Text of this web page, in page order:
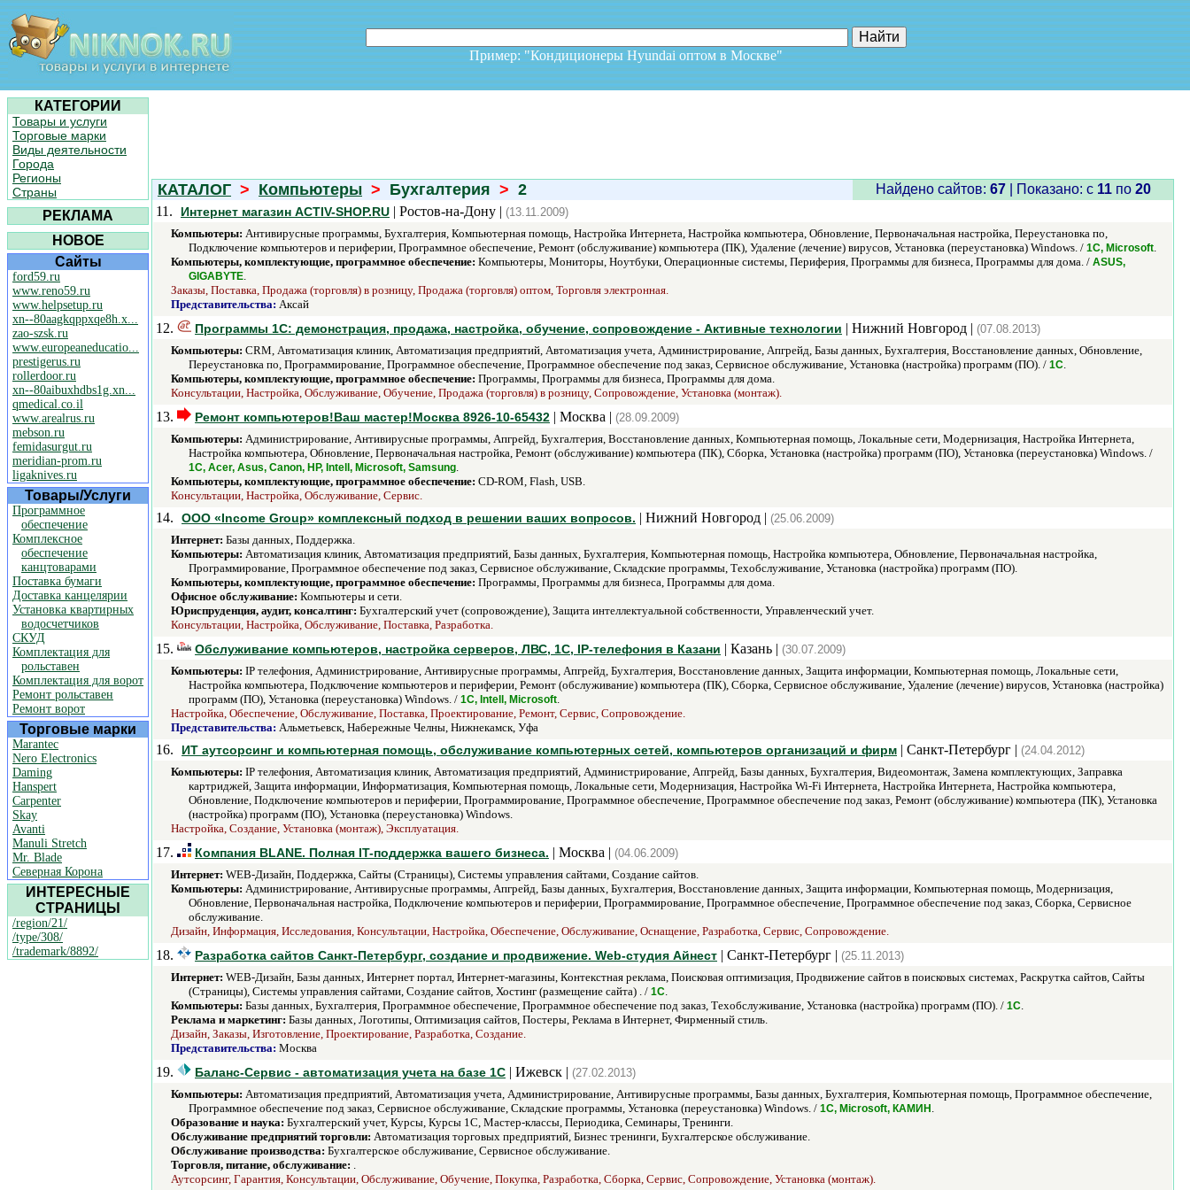
Пример: "Кондиционеры Hyundai оптом в Москве"
КАТЕГОРИИ
Товары и услуги
Торговые марки
Виды деятельности
Города
Регионы
Страны
РЕКЛАМА
НОВОЕ
Сайты
ford59.ru
www.reno59.ru
www.helpsetup.ru
xn--80aagkqppxqe8h.x...
zao-szsk.ru
www.europeaneducatio...
prestigerus.ru
rollerdoor.ru
xn--80aibuxhdbs1g.xn...
qmedical.co.il
www.arealrus.ru
mebson.ru
femidasurgut.ru
meridian-prom.ru
ligaknives.ru
Товары/Услуги
Программное
обеспечение
Комплексное
обеспечение
канцтоварами
Поставка бумаги
Доставка канцелярии
Установка квартирных
водосчетчиков
СКУД
Комплектация для
рольставен
Комплектация для ворот
Ремонт рольставен
Ремонт ворот
Торговые марки
Marantec
Nero Electronics
Daming
Hanspert
Carpenter
Skay
Avanti
Manuli Stretch
Mr. Blade
Северная Корона
ИНТЕРЕСНЫЕ
СТРАНИЦЫ
/region/21/
/type/308/
/trademark/8892/
КАТАЛОГ > Компьютеры > Бухгалтерия > 2 Найдено сайтов: 67| Показано: c 11по 20
11.
Интернет магазин ACTIV-SHOP.RU | Ростов-на-Дону | (13.11.2009)
Компьютеры: Антивирусные программы, Бухгалтерия, Компьютерная помощь, Настройка Интернета, Настройка компьютера, Обновление, Первоначальная настройка, Переустановка по,
Подключение компьютеров и периферии, Программное обеспечение, Ремонт (обслуживание) компьютера (ПК), Удаление (лечение) вирусов, Установка (переустановка) Windows. / 1С, Microsoft.
Компьютеры, комплектующие, программное обеспечение: Компьютеры, Мониторы, Ноутбуки, Операционные системы, Периферия, Программы для бизнеса, Программы для дома. / ASUS,
GIGABYTE.
Заказы, Поставка, Продажа (торговля) в розницу, Продажа (торговля) оптом, Торговля электронная.
Представительства: Аксай
12. Программы 1С: демонстрация, продажа, настройка, обучение, сопровождение - Активные технологии | Нижний Новгород | (07.08.2013)
Компьютеры: CRM, Автоматизация клиник, Автоматизация предприятий, Автоматизация учета, Администрирование, Апгрейд, Базы данных, Бухгалтерия, Восстановление данных, Обновление,
Переустановка по, Программирование, Программное обеспечение, Программное обеспечение под заказ, Сервисное обслуживание, Установка (настройка) программ (ПО). / 1С.
Компьютеры, комплектующие, программное обеспечение: Программы, Программы для бизнеса, Программы для дома.
Консультации, Настройка, Обслуживание, Обучение, Продажа (торговля) в розницу, Сопровождение, Установка (монтаж).
13. Ремонт компьютеров!Ваш мастер!Москва 8926-10-65432 | Москва | (28.09.2009)
Компьютеры: Администрирование, Антивирусные программы, Апгрейд, Бухгалтерия, Восстановление данных, Компьютерная помощь, Локальные сети, Модернизация, Настройка Интернета,
Настройка компьютера, Обновление, Первоначальная настройка, Ремонт (обслуживание) компьютера (ПК), Сборка, Установка (настройка) программ (ПО), Установка (переустановка) Windows. /
1С, Acer, Asus, Canon, HP, Intell, Microsoft, Samsung.
Компьютеры, комплектующие, программное обеспечение: CD-ROM, Flash, USB.
Консультации, Настройка, Обслуживание, Сервис.
14. ООО «Income Group» комплексный подход в решении ваших вопросов. | Нижний Новгород | (25.06.2009)
Интернет: Базы данных, Поддержка.
Компьютеры: Автоматизация клиник, Автоматизация предприятий, Базы данных, Бухгалтерия, Компьютерная помощь, Настройка компьютера, Обновление, Первоначальная настройка,
Программирование, Программное обеспечение под заказ, Сервисное обслуживание, Складские программы, Техобслуживание, Установка (настройка) программ (ПО).
Компьютеры, комплектующие, программное обеспечение: Программы, Программы для бизнеса, Программы для дома.
Офисное обслуживание: Компьютеры и сети.
Юриспруденция, аудит, консалтинг: Бухгалтерский учет (сопровождение), Защита интеллектуальной собственности, Управленческий учет.
Консультации, Настройка, Обслуживание, Поставка, Разработка.
15. Обслуживание компьютеров, настройка серверов, ЛВС, 1С, IP-телефония в Казани | Казань | (30.07.2009)
Компьютеры: IP телефония, Администрирование, Антивирусные программы, Апгрейд, Бухгалтерия, Восстановление данных, Защита информации, Компьютерная помощь, Локальные сети,
Настройка компьютера, Подключение компьютеров и периферии, Ремонт (обслуживание) компьютера (ПК), Сборка, Сервисное обслуживание, Удаление (лечение) вирусов, Установка (настройка)
программ (ПО), Установка (переустановка) Windows. / 1С, Intell, Microsoft.
Настройка, Обеспечение, Обслуживание, Поставка, Проектирование, Ремонт, Сервис, Сопровождение.
Представительства: Альметьевск, Набережные Челны, Нижнекамск, Уфа
16. ИТ аутсорсинг и компьютерная помощь, обслуживание компьютерных сетей, компьютеров организаций и фирм | Санкт-Петербург | (24.04.2012)
Компьютеры: IP телефония, Автоматизация клиник, Автоматизация предприятий, Администрирование, Апгрейд, Базы данных, Бухгалтерия, Видеомонтаж, Замена комплектующих, Заправка
картриджей, Защита информации, Информатизация, Компьютерная помощь, Локальные сети, Модернизация, Настройка Wi-Fi Интернета, Настройка Интернета, Настройка компьютера,
Обновление, Подключение компьютеров и периферии, Программирование, Программное обеспечение, Программное обеспечение под заказ, Ремонт (обслуживание) компьютера (ПК), Установка
(настройка) программ (ПО), Установка (переустановка) Windows.
Настройка, Создание, Установка (монтаж), Эксплуатация.
17. Компания BLANE. Полная IT-поддержка вашего бизнеса. | Москва | (04.06.2009)
Интернет: WEB-Дизайн, Поддержка, Сайты (Страницы), Системы управления сайтами, Создание сайтов.
Компьютеры: Администрирование, Антивирусные программы, Апгрейд, Базы данных, Бухгалтерия, Восстановление данных, Защита информации, Компьютерная помощь, Модернизация,
Обновление, Первоначальная настройка, Подключение компьютеров и периферии, Программирование, Программное обеспечение, Программное обеспечение под заказ, Сборка, Сервисное
обслуживание.
Дизайн, Информация, Исследования, Консультации, Настройка, Обеспечение, Обслуживание, Оснащение, Разработка, Сервис, Сопровождение.
18. Разработка сайтов Санкт-Петербург, создание и продвижение. Web-студия Айнест | Санкт-Петербург | (25.11.2013)
Интернет: WEB-Дизайн, Базы данных, Интернет портал, Интернет-магазины, Контекстная реклама, Поисковая оптимизация, Продвижение сайтов в поисковых системах, Раскрутка сайтов, Сайты
(Страницы), Системы управления сайтами, Создание сайтов, Хостинг (размещение сайта) . / 1С.
Компьютеры: Базы данных, Бухгалтерия, Программное обеспечение, Программное обеспечение под заказ, Техобслуживание, Установка (настройка) программ (ПО). / 1С.
Реклама и маркетинг: Базы данных, Логотипы, Оптимизация сайтов, Постеры, Реклама в Интернет, Фирменный стиль.
Дизайн, Заказы, Изготовление, Проектирование, Разработка, Создание.
Представительства: Москва
19. Баланс-Сервис - автоматизация учета на базе 1С | Ижевск | (27.02.2013)
Компьютеры: Автоматизация предприятий, Автоматизация учета, Администрирование, Антивирусные программы, Базы данных, Бухгалтерия, Компьютерная помощь, Программное обеспечение,
Программное обеспечение под заказ, Сервисное обслуживание, Складские программы, Установка (переустановка) Windows. / 1С, Microsoft, КАМИН .
Образование и наука: Бухгалтерский учет, Курсы, Курсы 1С, Мастер-классы, Периодика, Семинары, Тренинги.
Обслуживание предприятий торговли: Автоматизация торговых предприятий, Бизнес тренинги, Бухгалтерское обслуживание.
Обслуживание производства: Бухгалтерское обслуживание, Сервисное обслуживание.
Торговля, питание, обслуживание: .
Аутсорсинг, Гарантия, Консультации, Обслуживание, Обучение, Покупка, Разработка, Сборка, Сервис, Сопровождение, Установка (монтаж).